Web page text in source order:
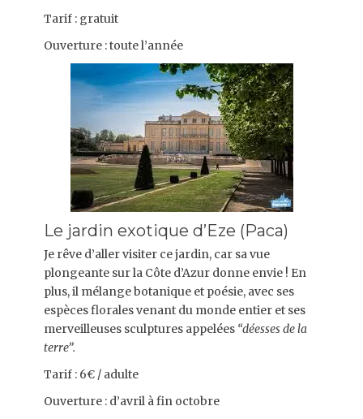
Tarif : gratuit
Ouverture : toute l’année
Le jardin exotique d’Eze (Paca)
Je rêve d’aller visiter ce jardin, car sa vue
plongeante sur la Côte d’Azur donne envie ! En
plus, il mélange botanique et poésie, avec ses
espèces florales venant du monde entier et ses
merveilleuses sculptures appelées “déesses de la
terre”.
Tarif : 6€ / adulte
Ouverture : d’avril à fin octobre